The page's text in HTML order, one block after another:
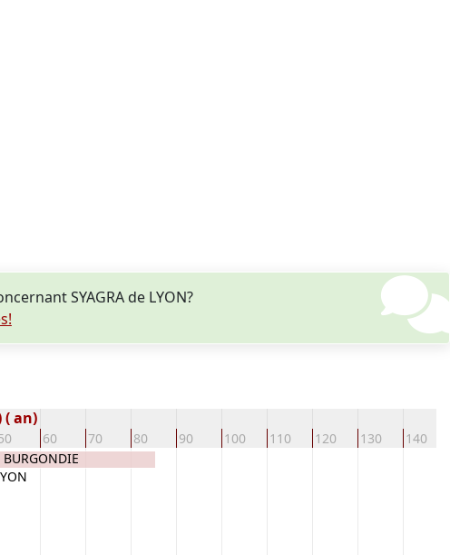
SYAGRA de LYON?
60 70 80 90 100 110 120 130 140
( an)